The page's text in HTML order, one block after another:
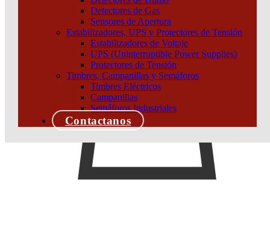
Detectores de Gas
Sensores de Apertura
Estabilizadores, UPS y Protectores de Tensión
Estabilizadores de Voltaje
UPS (Uninterruptible Power Supplies)
Protectores de Tensión
Timbres, Campanillas y Semáforos
Timbres Eléctricos
Campanillas
Semáforos Industriales
Contactanos